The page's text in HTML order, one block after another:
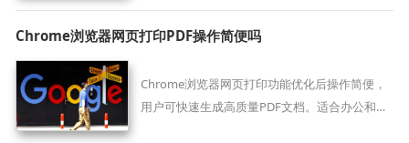
的用户。
Chrome浏览器网页打印PDF操作简便吗
Chrome浏览器网页打印功能优化后操作简便，
用户可快速生成高质量PDF文档。适合办公和学